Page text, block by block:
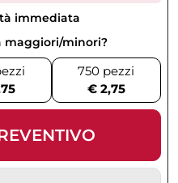
immediata
maggiori/minori?
750 pezzi
€ 2,75